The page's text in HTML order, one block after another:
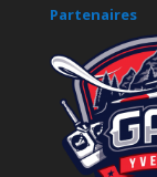
Partenaires